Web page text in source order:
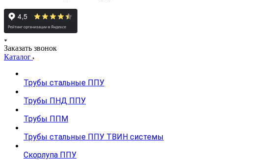
Заказать звонок
Каталог
Трубы стальные ППУ
Трубы ПНД ППУ
Трубы ППМ
Трубы стальные ППУ ТВИН системы
Скорлупа ППУ